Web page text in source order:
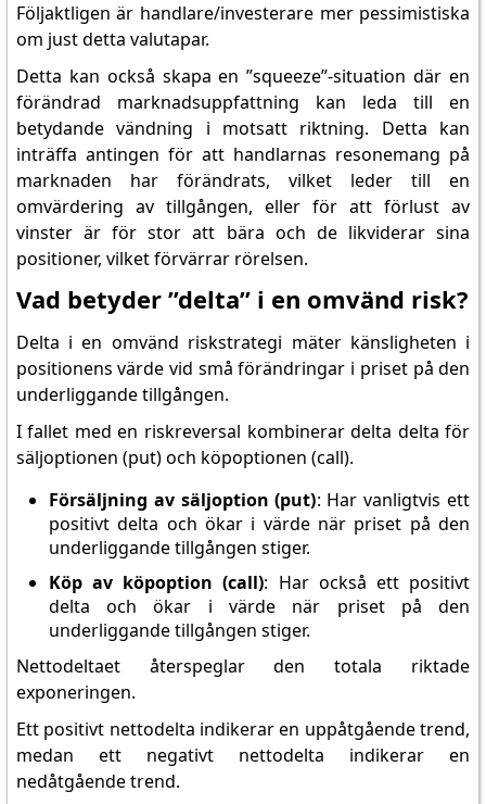
Följaktligen är handlare/investerare mer pessimistiska
om just detta valutapar.
Detta kan också skapa en ”squeeze”-situation där en
förändrad marknadsuppfattning kan leda till en
betydande vändning i motsatt riktning. Detta kan
inträffa antingen för att handlarnas resonemang på
marknaden har förändrats, vilket leder till en
omvärdering av tillgången, eller för att förlust av
vinster är för stor att bära och de likviderar sina
positioner, vilket förvärrar rörelsen.
Vad betyder ”delta” i en omvänd risk?
Delta i en omvänd riskstrategi mäter känsligheten i
positionens värde vid små förändringar i priset på den
underliggande tillgången.
I fallet med en riskreversal kombinerar delta delta för
säljoptionen (put) och köpoptionen (call).
Försäljning av säljoption (put): Har vanligtvis ett
positivt delta och ökar i värde när priset på den
underliggande tillgången stiger.
Köp av köpoption (call): Har också ett positivt
delta och ökar i värde när priset på den
underliggande tillgången stiger.
Nettodeltaet återspeglar den totala riktade
exponeringen.
Ett positivt nettodelta indikerar en uppåtgående trend,
medan ett negativt nettodelta indikerar en
nedåtgående trend.